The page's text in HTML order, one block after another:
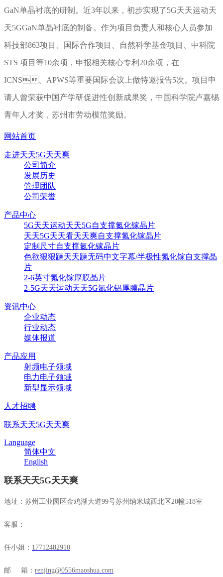
GaN单晶衬底的研制。近3年以来，初步实现了5G天天运动天
天5GGaN单晶衬底的制备。作为项目负责人和核心人员参加
科技部863项目、国际合作项目、自然科学基金项目、中科院
STS 项目等10余项，申报相关核心专利20余项，在
ICNS、APWS等重要国际会议上做特邀报告5次。项目申
请人曾荣获中国产学研促进性创新成果奖，中国科学院卢嘉锡
青年人才奖，苏州市劳动模范奖励。
网站首页
走进天天5G天天爽
公司简介
发展历史
管理团队
公司荣誉
产品中心
5G天天运动天天5G自支撑氮化镓晶片
天天5G天天看天天爽自支撑氮化镓晶片
定制尺寸自支撑氮化镓晶片
色欲狠狠躁天天躁无码中文字幕/半极性氮化镓自支撑晶
片
2-6英寸氮化镓厚膜晶片
2-5G天天运动天天5G氮化铝厚膜晶片
资讯中心
企业动态
行业动态
媒体报道
产品应用
射频电子领域
电力电子领域
新型显示领域
人才招聘
联系天天5G天天爽
Language
简体中文
English
联系天天5G天天爽
地址：苏州工业园区金鸡湖大道99号苏州纳米城西北区20幢518室
客服：
任小姐： 17712482910
邮 箱： renjing@0556maoshua.com